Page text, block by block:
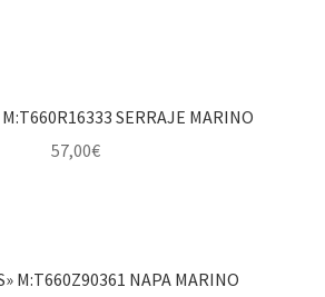
SERRAJE MARINO
57,00€
M:T660Z90361 NAPA MARINO